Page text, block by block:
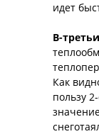
идет
В-
Как
пользу